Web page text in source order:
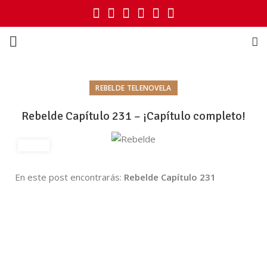
REBELDE TELENOVELA
Rebelde Capítulo 231 – ¡Capítulo completo!
En este post encontrarás: Rebelde Capítulo 231